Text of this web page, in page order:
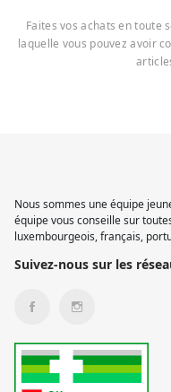
Faites vos achats en toute
laquelle vous pouvez avoir
Nous sommes une équipe
équipe vous conseille sur
luxembourgeois, français,
Suivez-nous sur les